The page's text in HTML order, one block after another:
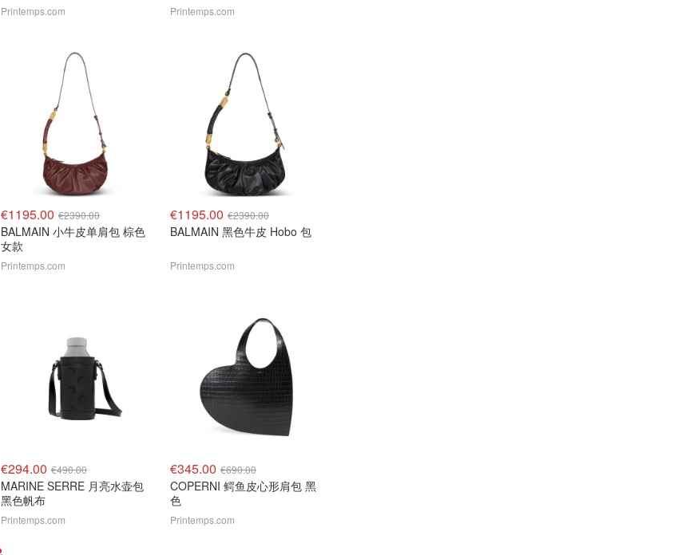
Printemps.com Printemps.com
€1195.00 €2390.00
BALMAIN 小牛皮单肩包 棕色
女款
Printemps.com
€1195.00 €2390.00
BALMAIN 黑色牛皮 Hobo 包
Printemps.com
€294.00 €490.00
MARINE SERRE 月亮水壶包
黑色帆布
Printemps.com
€345.00 €690.00
COPERNI 鳄鱼皮心形肩包 黑
色
Printemps.com